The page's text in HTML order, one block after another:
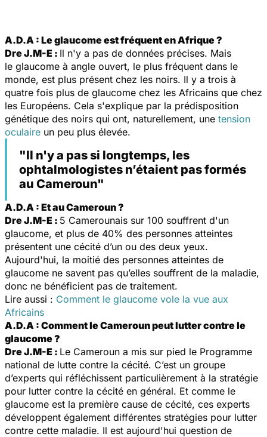
A.D.A : Le glaucome est fréquent en Afrique ?
Dre J.M-E : Il n'y a pas de données précises. Mais
le glaucome à angle ouvert, le plus fréquent dans le
monde, est plus présent chez les noirs. Il y a trois à
quatre fois plus de glaucome chez les Africains que chez
les Européens. Cela s'explique par la prédisposition
génétique des noirs qui ont, naturellement, une tension
oculaire un peu plus élevée.
"Il n'y a pas si longtemps, les
ophtalmologistes n’étaient pas formés
au Cameroun"
A.D.A : Et au Cameroun ?
Dre J.M-E : 5 Camerounais sur 100 souffrent d'un
glaucome, et plus de 40% des personnes atteintes
présentent une cécité d’un ou des deux yeux.
Aujourd'hui, la moitié des personnes atteintes de
glaucome ne savent pas qu’elles souffrent de la maladie,
donc ne bénéficient pas de traitement.
Lire aussi : Comment le glaucome vole la vue aux
Africains
A.D.A : Comment le Cameroun peut lutter contre le
glaucome ?
Dre J.M-E : Le Cameroun a mis sur pied le Programme
national de lutte contre la cécité. C’est un groupe
d’experts qui réfléchissent particulièrement à la stratégie
pour lutter contre la cécité en général. Et comme le
glaucome est la première cause de cécité, ces experts
développent également différentes stratégies pour lutter
contre cette maladie. Il est aujourd'hui question de